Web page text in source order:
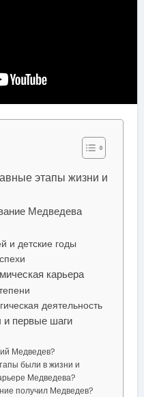
этапы жизни и
Медведева
и детские годы
карьера
деятельность
и первые шаги
Медведев?
были в жизни и
Медведева?
получил Медведев?